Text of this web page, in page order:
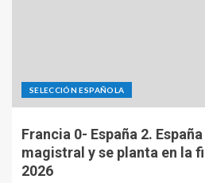
SELECCIÓN ESPAÑOLA
Francia 0- España 2.
magistral y se planta en la
2026